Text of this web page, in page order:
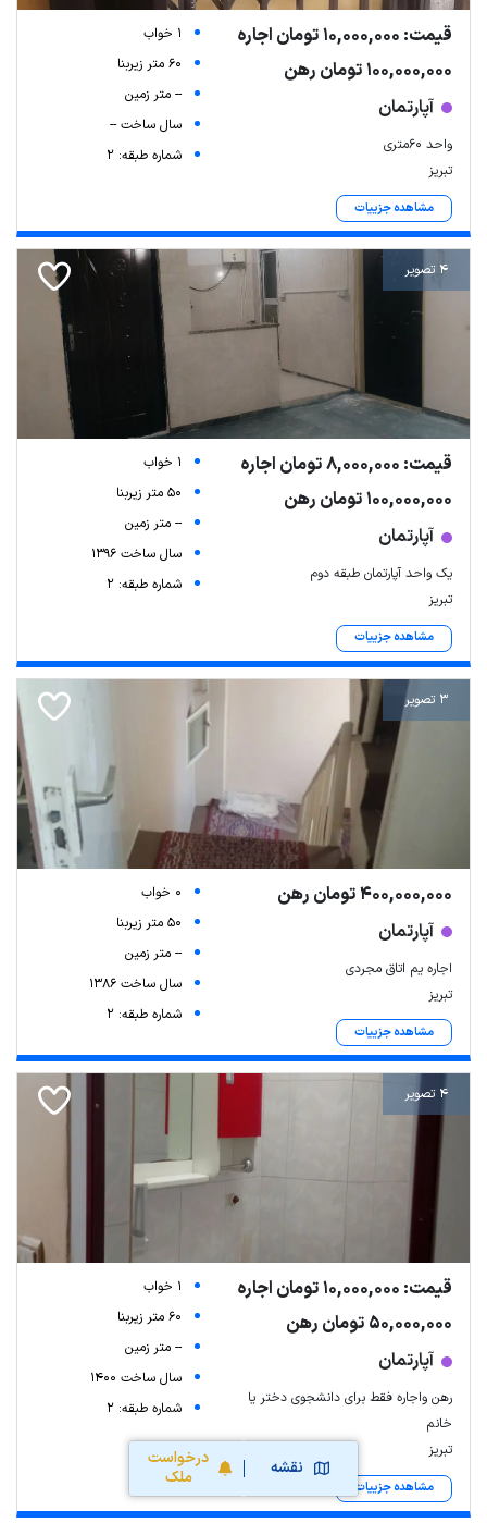
نقشه
درخواست
ملک
قیمت: 10,000,000 تومان اجاره
100,000,000 تومان رهن
آپارتمان
واحد 60متری
تبریز
مشاهده جزییات
1 خواب
60 متر زیربنا
-- متر زمین
سال ساخت --
شماره طبقه: 2
4 تصویر
قیمت: 8,000,000 تومان اجاره
100,000,000 تومان رهن
آپارتمان
یک واحد آپارتمان طبقه دوم
تبریز
مشاهده جزییات
1 خواب
50 متر زیربنا
-- متر زمین
سال ساخت 1396
شماره طبقه: 2
3 تصویر
400,000,000 تومان رهن
آپارتمان
اجاره یم اتاق مجردی
تبریز
مشاهده جزییات
0 خواب
50 متر زیربنا
-- متر زمین
سال ساخت 1386
شماره طبقه: 2
4 تصویر
قیمت: 10,000,000 تومان اجاره
50,000,000 تومان رهن
آپارتمان
رهن واجاره فقط برای دانشجوی دختر یا
خانم
تبریز
مشاهده جزییات
1 خواب
60 متر زیربنا
-- متر زمین
سال ساخت 1400
شماره طبقه: 2